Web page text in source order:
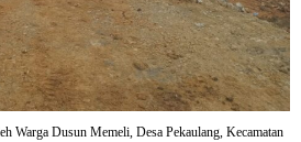
Warga Dusun Memeli, Desa Pekaulang, Kecamatan